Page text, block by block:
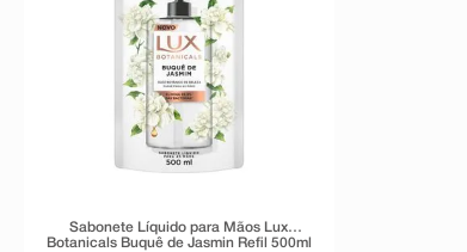
Sabonete Líquido para Mãos Lux
Botanicals Buquê de Jasmin Refil 500ml